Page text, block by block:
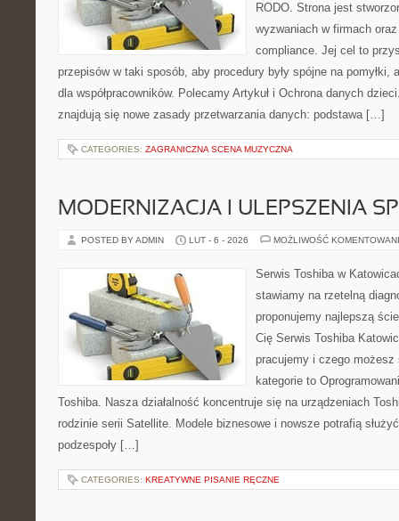
RODO. Strona jest
wyzwaniach w firmach
compliance. Jej cel to
przepisów w taki sposób, aby procedury były spójne na pomyłki,
dla współpracowników. Polecamy Artykuł i Ochrona danych
znajdują się nowe zasady przetwarzania danych: podstawa […]
CATEGORIES: ZAGRANICZNA SCENA MUZYCZNA
MODERNIZACJA I ULEPSZENIA
POSTED BY ADMIN LUT - 6 - 2026 MOŻLIWOŚĆ
Serwis Toshiba w
stawiamy na rzetelną
proponujemy najlepszą
Cię Serwis Toshiba
pracujemy i czego
kategorie to
Toshiba. Nasza działalność koncentruje się na urządzeniach
rodzinie serii Satellite. Modele biznesowe i nowsze potrafią
podzespoły […]
CATEGORIES: KREATYWNE PISANIE RĘCZNE